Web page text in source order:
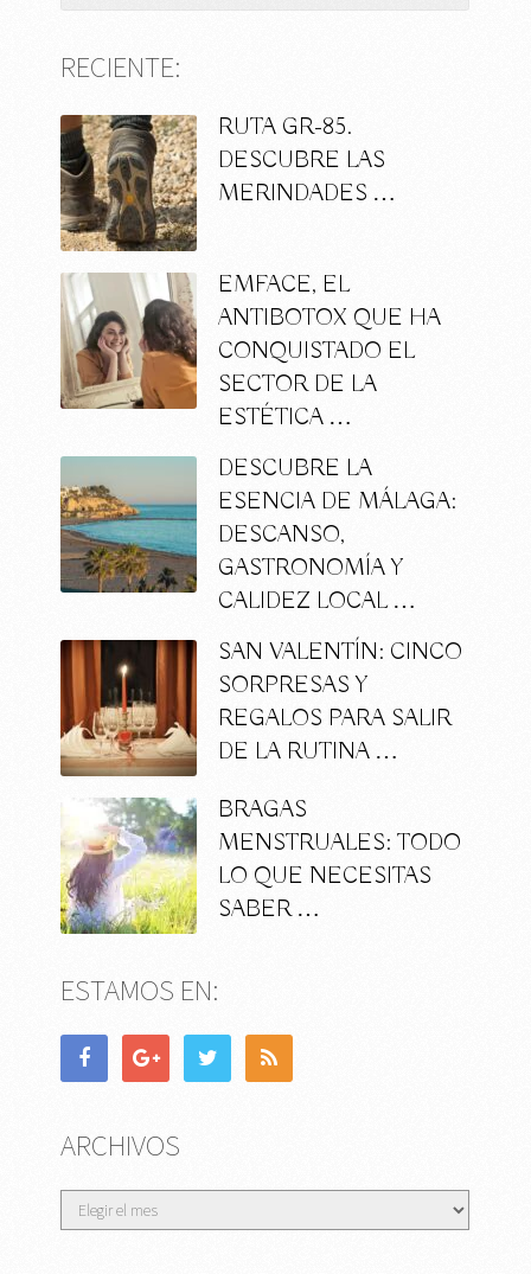
RECIENTE:
RUTA GR-85.
DESCUBRE LAS
MERINDADES …
EMFACE, EL
ANTIBOTOX QUE HA
CONQUISTADO EL
SECTOR DE LA
ESTÉTICA …
DESCUBRE LA
ESENCIA DE MÁLAGA:
DESCANSO,
GASTRONOMÍA Y
CALIDEZ LOCAL …
SAN VALENTÍN: CINCO
SORPRESAS Y
REGALOS PARA SALIR
DE LA RUTINA …
BRAGAS
MENSTRUALES: TODO
LO QUE NECESITAS
SABER …
ESTAMOS EN:
ARCHIVOS
Archivos